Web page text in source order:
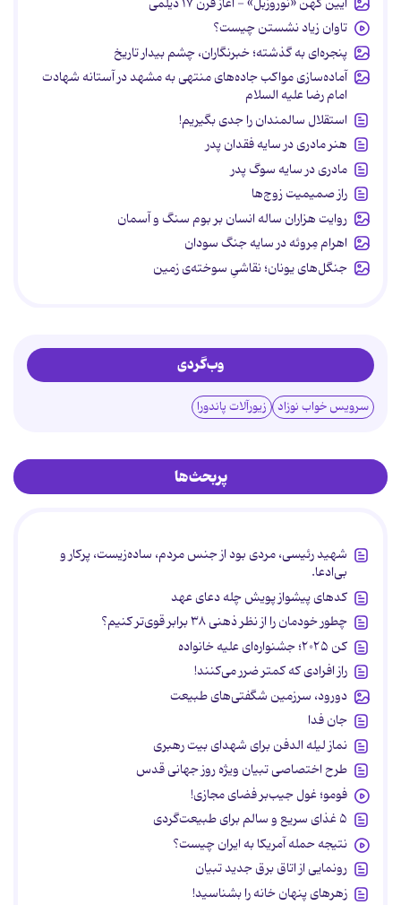
تاوان زیاد نشستن چیست؟
پنجره‌ای به گذشته؛ خبرنگاران، چشم بیدار تاریخ
آماده‌سازی مواکب جاده‌های منتهی به مشهد در آستانه شهادت
امام رضا علیه السلام
استقلال سالمندان را جدی بگیریم!
هنر مادری در سایه‌ فقدان پدر
مادری در سایه سوگ پدر
راز صمیمیت زوج‌ها
روایت هزاران ساله انسان بر بوم سنگ و آسمان
اهرام مِروئه در سایه جنگ سودان
جنگل‌های یونان؛ نقاشیِ سوخته‌ی زمین
وب‌گردی
سرویس خواب نوزاد زیورآلات پاندورا
پربحث‌ها
شهید رئیسی، مردی بود از جنس مردم، ساده‌زیست، پرکار و
بی‌ادعا.
کدهای پیشواز پویش چله دعای عهد
چطور خودمان را از نظر ذهنی ۳۸ برابر قوی‌تر کنیم؟
کن ۲۰۲۵؛ جشنواره‌ای علیه خانواده
راز افرادی که کمتر ضرر می‌کنند!
دورود، سرزمین شگفتی‌های طبیعت
جان فدا
نماز لیله الدفن برای شهدای بیت رهبری
طرح اختصاصی تبیان ویژه روز جهانی قدس
فومو؛ غول جیب‌بر فضای مجازی!
۵ غذای سریع و سالم برای طبیعت‌گردی
نتیجه حمله آمریکا به ایران چیست؟
رونمایی از اتاق برق جدید تبیان
زهرهای پنهان خانه را بشناسید!